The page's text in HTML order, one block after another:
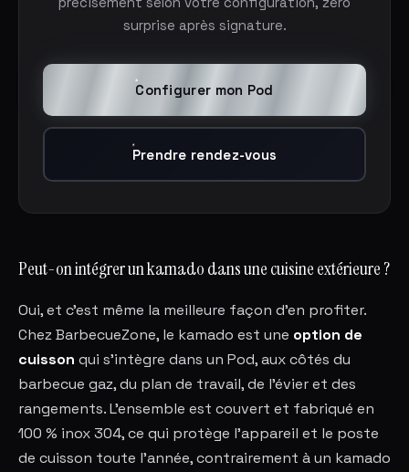
surprise après signature.
Configurer mon Pod
Prendre rendez-vous
Peut-on intégrer un kamado dans une cuisine extérieure ?
Oui, et c'est même la meilleure façon d'en profiter.
Chez BarbecueZone, le kamado est une option de
cuisson qui s'intègre dans un Pod, aux côtés du
barbecue gaz, du plan de travail, de l'évier et des
rangements. L'ensemble est couvert et fabriqué en
100 % inox 304, ce qui protège l'appareil et le poste
de cuisson toute l'année, contrairement à un kamado